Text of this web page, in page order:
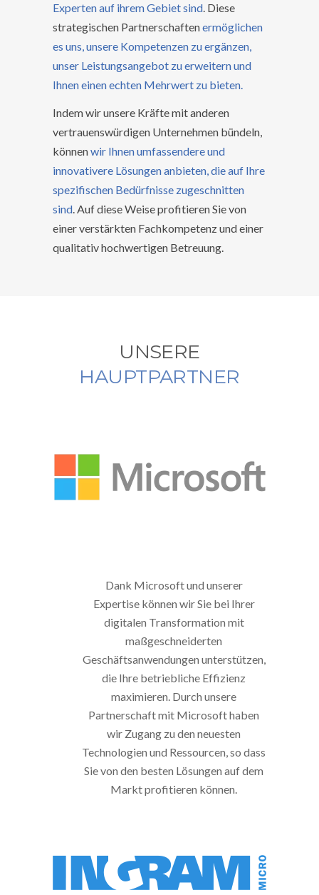
Experten auf ihrem Gebiet sind. Diese
strategischen Partnerschaftenermöglichen
es uns, unsere Kompetenzen zu ergänzen,
unser Leistungsangebot zu erweitern und
Ihnen einen echten Mehrwert zu bieten.
Indem wir unsere Kräfte mit anderen
vertrauenswürdigen Unternehmen bündeln,
könnenwir Ihnen umfassendere und
innovativere Lösungen anbieten, die auf Ihre
spezifischen Bedürfnisse zugeschnitten
sind. Auf diese Weise profitieren Sie von
einer verstärkten Fachkompetenz und einer
qualitativ hochwertigen Betreuung.
UNSERE
HAUPTPARTNER
Dank Microsoft und unserer
Expertise können wir Sie bei Ihrer
digitalen Transformation mit
maßgeschneiderten
Geschäftsanwendungen unterstützen,
die Ihre betriebliche Effizienz
maximieren. Durch unsere
Partnerschaft mit Microsoft haben
wir Zugang zu den neuesten
Technologien und Ressourcen, so dass
Sie von den besten Lösungen auf dem
Markt profitieren können.